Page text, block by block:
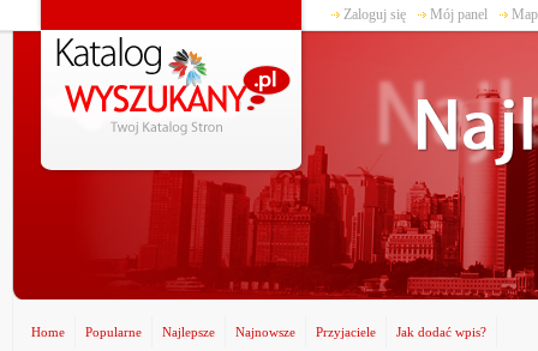
Zaloguj się Mój panel
Home Popularne Najlepsze Najnowsze Przyjaciele Jak dodać wpis?